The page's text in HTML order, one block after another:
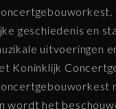
geschiedenis en
uitvoeringen
Koninklijk
wordt het